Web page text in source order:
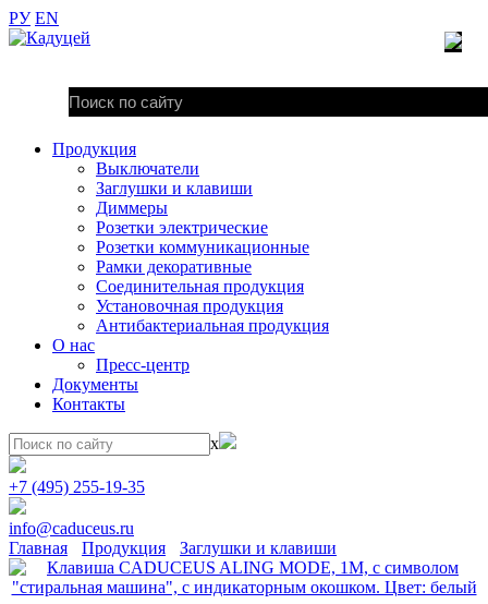
РУ EN
Продукция
Выключатели
Заглушки и клавиши
Диммеры
Розетки электрические
Розетки коммуникационные
Рамки декоративные
Соединительная продукция
Установочная продукция
Антибактериальная продукция
О нас
Пресс-центр
Документы
Контакты
x
+7 (495) 255-19-35
info@caduceus.ru
Главная
Продукция Заглушки и клавиши